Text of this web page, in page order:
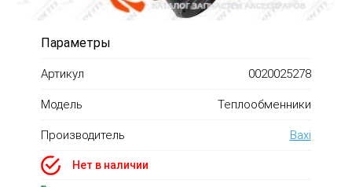
Параметры
Артикул 0020025278
Модель Теплообменники
Производитель Baxi
Нет в наличии